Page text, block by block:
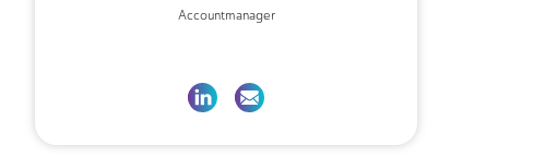
Accountmanager